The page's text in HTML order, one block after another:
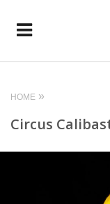
HOME
Circus